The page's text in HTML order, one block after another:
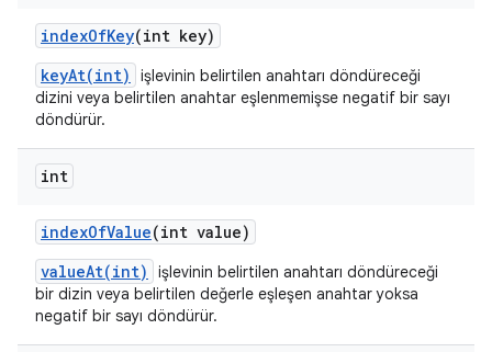
indexOfKey(int key)
keyAt(int)
işlevinin belirtilen anahtarı döndüreceği
dizini veya belirtilen anahtar eşlenmemişse negatif bir sayı
döndürür.
int
indexOfValue(int value)
valueAt(int)
işlevinin belirtilen anahtarı döndüreceği
bir dizin veya belirtilen değerle eşleşen anahtar yoksa
negatif bir sayı döndürür.